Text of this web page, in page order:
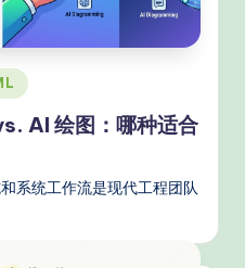
AI 绘图：哪种适合
系统工作流是现代工程团队